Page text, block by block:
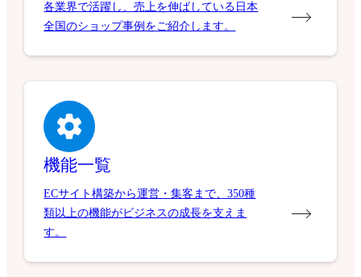
各業界で活躍し、売上を伸ばしている日本
全国のショップ事例をご紹介します。
機能一覧
ECサイト構築から運営・集客まで、350種
類以上の機能がビジネスの成長を支えま
す。